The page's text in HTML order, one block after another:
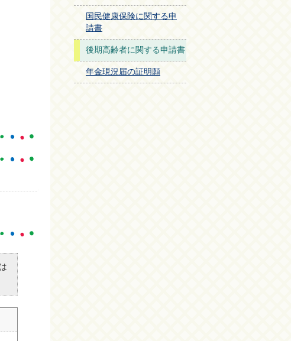
国民健康保険に関する申
請書
後期高齢者に関する申請書
年金現況届の証明願